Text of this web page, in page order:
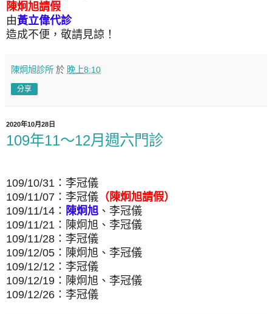
陳炯旭請假
由黃立偉代診
造成不便，敬請見諒！
陳炯旭診所 於 晚上8:10
分享
2020年10月28日
109年11～12月週六門診
109/10/31：李冠儀
109/11/07：李冠儀 （陳炯旭請假）
109/11/14： 陳炯旭 、 李冠儀
109/11/21：陳炯旭、李冠儀
109/11/28：李冠儀
109/12/05：陳炯旭、李冠儀
109/12/12：李冠儀
109/12/19：陳炯旭、李冠儀
109/12/26：李冠儀